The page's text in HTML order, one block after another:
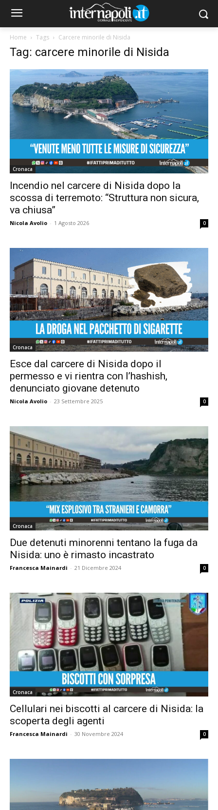
Home Tags Carcere minorile di Nisida
Tag: carcere minorile di Nisida
Cronaca
Incendio nel carcere di Nisida dopo la
scossa di terremoto: “Struttura non sicura,
va chiusa”
Nicola Avolio - 1 Agosto 2026 0
Cronaca
Esce dal carcere di Nisida dopo il
permesso e vi rientra con l’hashish,
denunciato giovane detenuto
Nicola Avolio - 23 Settembre 2025 0
Cronaca
Due detenuti minorenni tentano la fuga da
Nisida: uno è rimasto incastrato
Francesca Mainardi - 21 Dicembre 2024 0
Cronaca
Cellulari nei biscotti al carcere di Nisida: la
scoperta degli agenti
Francesca Mainardi - 30 Novembre 2024 0